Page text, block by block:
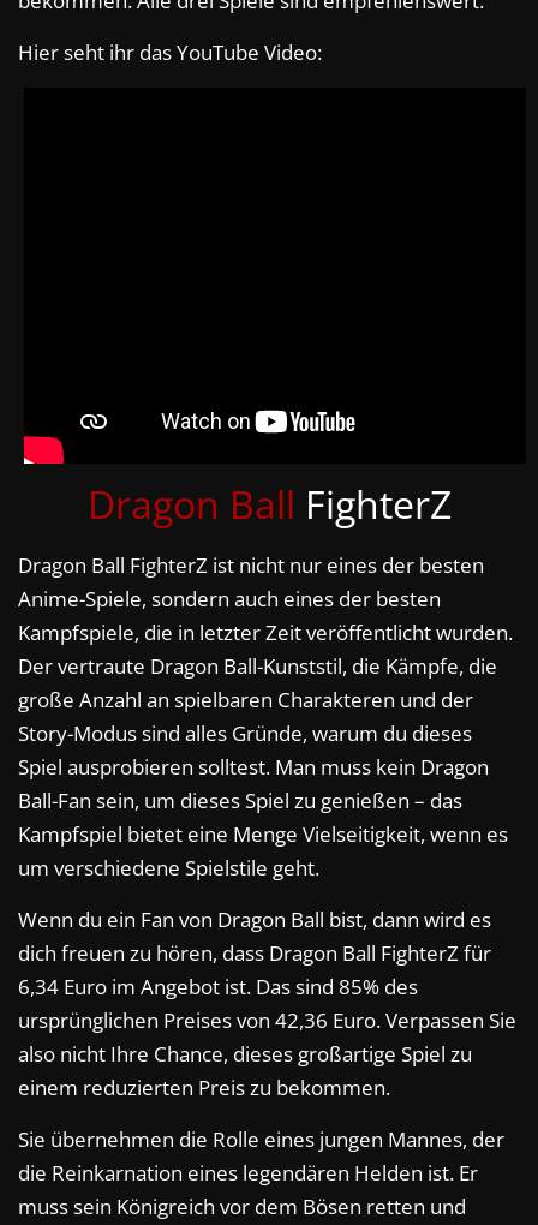
Hier seht ihr das YouTube Video:
Dragon Ball FighterZ
Dragon Ball FighterZ ist nicht nur eines der besten
Anime-Spiele, sondern auch eines der besten
Kampfspiele, die in letzter Zeit veröffentlicht wurden.
Der vertraute Dragon Ball-Kunststil, die Kämpfe, die
große Anzahl an spielbaren Charakteren und der
Story-Modus sind alles Gründe, warum du dieses
Spiel ausprobieren solltest. Man muss kein Dragon
Ball-Fan sein, um dieses Spiel zu genießen – das
Kampfspiel bietet eine Menge Vielseitigkeit, wenn es
um verschiedene Spielstile geht.
Wenn du ein Fan von Dragon Ball bist, dann wird es
dich freuen zu hören, dass Dragon Ball FighterZ für
6,34 Euro im Angebot ist. Das sind 85% des
ursprünglichen Preises von 42,36 Euro. Verpassen Sie
also nicht Ihre Chance, dieses großartige Spiel zu
einem reduzierten Preis zu bekommen.
Sie übernehmen die Rolle eines jungen Mannes, der
die Reinkarnation eines legendären Helden ist. Er
muss sein Königreich vor dem Bösen retten und